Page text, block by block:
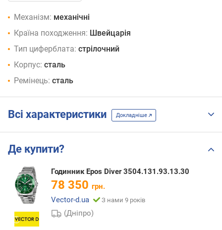
Механізм: механічні
Країна походження: Швейцарія
Тип циферблата: стрілочний
Корпус: сталь
Ремінець: сталь
Всі характеристики Докладніше
Де купити?
Годинник Epos Diver 3504.131.93.13.30
78 350 грн.
Vector-d.ua
З нами 9 років
(Дніпро)